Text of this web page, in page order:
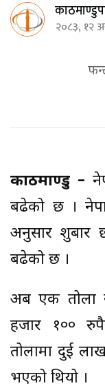
२०८३, १२
काठमाण्डु –
बढेको छ ।
अनुसार
बढेको छ ।
अब एक तोला
हजार १००
तोलामा दुई
भएको थियो ।